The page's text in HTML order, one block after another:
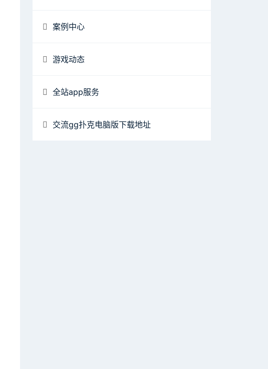
案例中心
游戏动态
全站app服务
交流gg扑克电脑版下载地址